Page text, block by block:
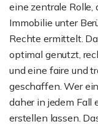
eine zentrale
Immobilie unter
Rechte ermittelt.
optimal genutzt,
und eine faire und
geschaffen. Wer
daher in jedem Fall
erstellen lassen.